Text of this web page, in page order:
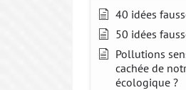
40 idées
50 idées
Pollutions
cachée de
écologique ?